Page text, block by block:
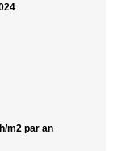
m2 par an